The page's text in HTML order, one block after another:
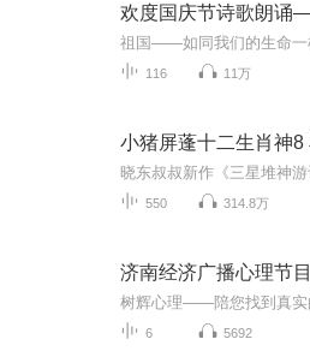
欢度国庆节诗歌朗诵
116 11万
550 314.8万
济南经济广播心理节目
6 5692